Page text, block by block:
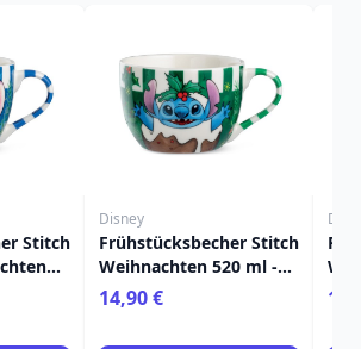
Stitch
Disney
Frühstücksbecher Stitch
Weihnachten 520 ml -
Egan Disney Home
14,90 €
ml